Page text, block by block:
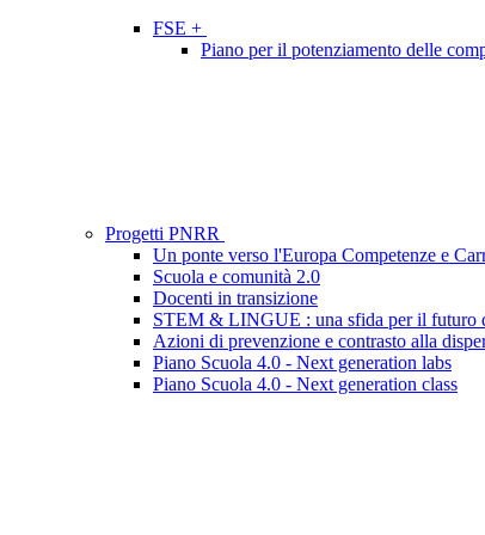
FSE +
Piano per il potenziamento delle
Progetti PNRR
Un ponte verso l'Europa Competenze e
Scuola e comunità 2.0
Docenti in transizione
STEM & LINGUE : una sfida per il futuro
Azioni di prevenzione e contrasto alla
Piano Scuola 4.0 - Next generation labs
Piano Scuola 4.0 - Next generation class